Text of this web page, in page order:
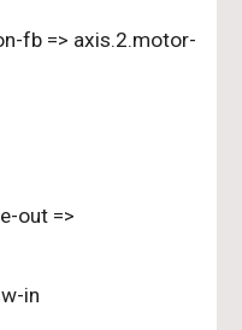
fb => axis.2.motor-
out =>
in